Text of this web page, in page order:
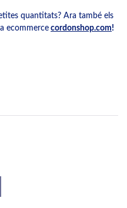
quantitats? Ara també els
ecommerce cordonshop.com!